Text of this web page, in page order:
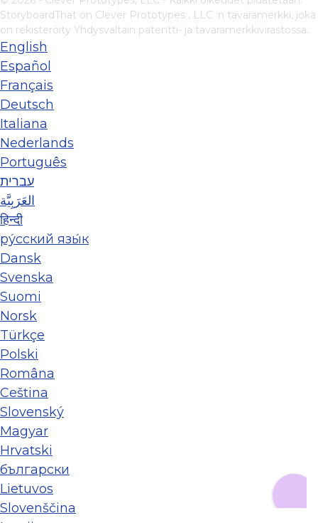
StoryboardThat on Clever Prototypes , LLC :n tavaramerkki, joka
on rekisteröity Yhdysvaltain patentti- ja tavaramerkkivirastossa.
English
Español
Français
Deutsch
Italiana
Nederlands
Português
עברית
العَرَبِيَّة
हिन्दी
ру́сский язы́к
Dansk
Svenska
Suomi
Norsk
Türkçe
Polski
Româna
Ceština
Slovenský
Magyar
Hrvatski
български
Lietuvos
Slovenščina